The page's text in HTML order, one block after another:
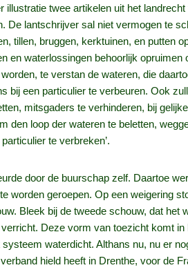
twee artikelen uit het
De lantschrijver sal niet vermogen te
tillen, bruggen, kerktuinen, en putten
waterlossingen behoorlijk opruimen
te verstan de wateren, die
bij een particulier te verbeuren. Ook
mitsgaders te verhinderen, bij
loop der wateren te beletten,
te verbreken’.
door de buurschap zelf. Daartoe
worden geroepen. Op een weigering
Bleek bij de tweede schouw, dat
Deze vorm van toezicht komt
waterdicht. Althans nu, nu er
hield heeft in Drenthe, voor de